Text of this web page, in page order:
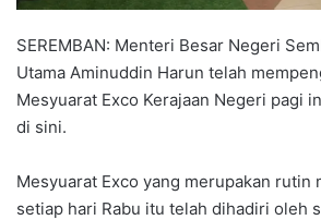
SEREMBAN: Menteri Besar Negeri
Utama Aminuddin Harun telah
Mesyuarat Exco Kerajaan Negeri pagi
di sini.
Mesyuarat Exco yang merupakan rutin
setiap hari Rabu itu telah dihadiri oleh